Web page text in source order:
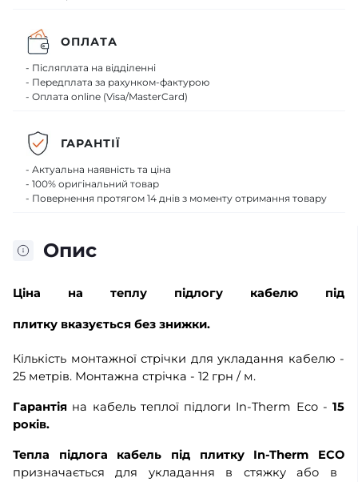
Опис
Ціна на теплу підлогу кабелю під
плитку вказується без знижки.
Кількість монтажної стрічки для укладання кабелю -
25 метрів. Монтажна стрічка - 12 грн / м.
Гарантія на кабель теплої підлоги In-Therm Eco - 15
років.
Тепла підлога кабель під плитку In-Therm ECO
призначається для укладання в стяжку або в
ОПЛАТА
- Післяплата на відділенні
- Передплата за рахунком-фактурою
- Оплата online (Visa/MasterCard)
ГАРАНТІЇ
- Актуальна наявність та ціна
- 100% оригінальний товар
- Повернення протягом 14 днів з моменту отримання товару